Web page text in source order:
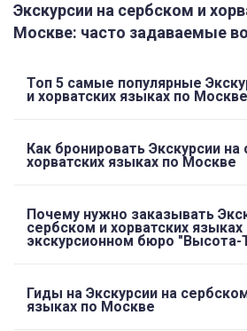
Экскурсии на сербском и
Москве: часто задаваемые
Топ 5 самые популярные
и хорватских языках по Москве
Как бронировать Экскурсии
хорватских языках по Москве
Почему нужно заказывать
сербском и хорватских
экскурсионном бюро "Высота-
Гиды на Экскурсии на
языках по Москве